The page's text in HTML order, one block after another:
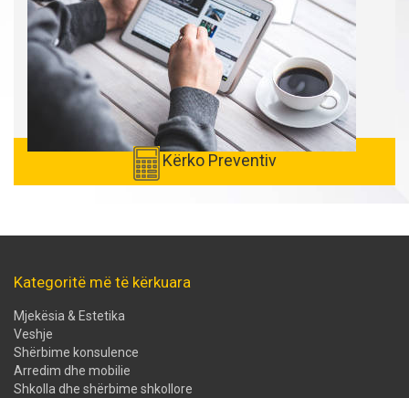
Kërko Preventiv
Kategoritë më të kërkuara
Mjekësia & Estetika
Veshje
Shërbime konsulence
Arredim dhe mobilie
Shkolla dhe shërbime shkollore